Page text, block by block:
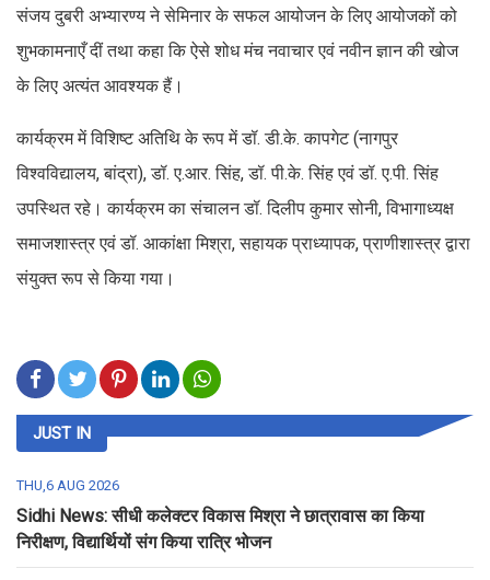
संजय दुबरी अभ्यारण्य ने सेमिनार के सफल आयोजन के लिए आयोजकों को
शुभकामनाएँ दीं तथा कहा कि ऐसे शोध मंच नवाचार एवं नवीन ज्ञान की खोज
के लिए अत्यंत आवश्यक हैं।
कार्यक्रम में विशिष्ट अतिथि के रूप में डॉ. डी.के. कापगेट (नागपुर
विश्वविद्यालय, बांद्रा), डॉ. ए.आर. सिंह, डॉ. पी.के. सिंह एवं डॉ. ए.पी. सिंह
उपस्थित रहे। कार्यक्रम का संचालन डॉ. दिलीप कुमार सोनी, विभागाध्यक्ष
समाजशास्त्र एवं डॉ. आकांक्षा मिश्रा, सहायक प्राध्यापक, प्राणीशास्त्र द्वारा
संयुक्त रूप से किया गया।
JUST IN
THU,6 AUG 2026
Sidhi News: सीधी कलेक्टर विकास मिश्रा ने छात्रावास का किया
निरीक्षण, विद्यार्थियों संग किया रात्रि भोजन